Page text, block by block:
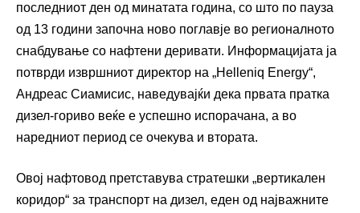
последниот ден од минатата година, со што по пауза
од 13 години започна ново поглавје во регионалното
снабдување со нафтени деривати. Информацијата ја
потврди извршниот директор на „Helleniq Energy“,
Андреас Сиамисис, наведувајќи дека првата пратка
дизел-гориво веќе е успешно испорачана, а во
наредниот период се очекува и втората.
Овој нафтовод претставува стратешки „вертикален
коридор“ за транспорт на дизел, еден од најважните